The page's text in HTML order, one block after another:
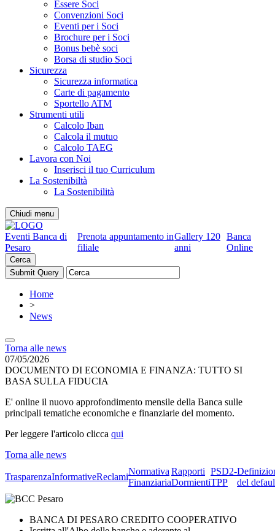
Essere Soci
Convenzioni Soci
Eventi per i Soci
Brochure per i Soci
Bonus bebè soci
Borsa di studio Soci
Sicurezza
Sicurezza informatica
Carte di pagamento
Sportello ATM
Strumenti utili
Calcolo Iban
Calcola il mutuo
Calcolo TAEG
Lavora con Noi
Inserisci il tuo Curriculum
La Sostenibiltà
La Sostenibilità
Chiudi menu
Eventi Banca di
Pesaro
Prenota appuntamento in
filiale
Gallery 120
anni
Banca
Online
Cerca
Home
>
News
Torna alle news
07/05/2026
DOCUMENTO DI ECONOMIA E FINANZA: TUTTO SI
BASA SULLA FIDUCIA
E' online il nuovo approfondimento mensile della Banca sulle
principali tematiche economiche e finanziarie del momento.
Per leggere l'articolo clicca qui
Torna alle news
TrasparenzaInformativeReclami
Normativa
Finanziaria
Rapporti
Dormienti
PSD2-
TPP
del
BANCA DI PESARO CREDITO COOPERATIVO